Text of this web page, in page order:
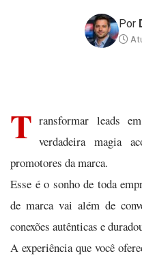
Por
T ransformar leads
verdadeira magia
promotores da marca.
Esse é o sonho de toda
de marca vai além de
conexões autênticas e
A experiência que você